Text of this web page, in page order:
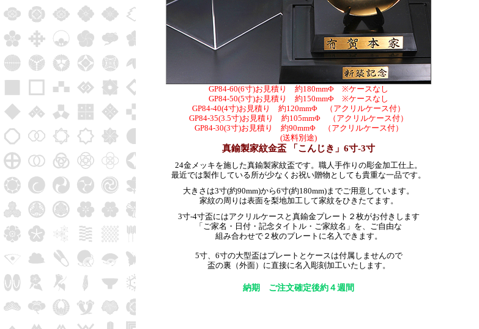
GP84-60(6寸)お見積り 約180mmΦ ※ケースなし
GP84-50(5寸)お見積り 約150mmΦ ※ケースなし
GP84-40(4寸)お見積り 約120mmΦ （アクリルケース付）
GP84-35(3.5寸)お見積り 約105mmΦ （アクリルケース付）
GP84-30(3寸)お見積り 約90mmΦ （アクリルケース付）
(送料別途)
真鍮製家紋金盃 「こんじき」6寸-3寸
24金メッキを施した真鍮製家紋盃です。職人手作りの彫金加工仕上。
最近では製作している所が少なくお祝い贈物としても貴重な一品です。
大きさは3寸(約90mm)から6寸(約180mm)までご用意しています。
家紋の周りは表面を梨地加工して家紋をひきたてます。
3寸-4寸盃にはアクリルケースと真鍮金プレート２枚がお付きします
「ご家名・日付・記念タイトル・ご家紋名」を、ご自由な
組み合わせで２枚のプレートに名入できます。
5寸、6寸の大型盃はプレートとケースは付属しませんので
盃の裏（外面）に直接に名入彫刻加工いたします。
納期 ご注文確定後約４週間